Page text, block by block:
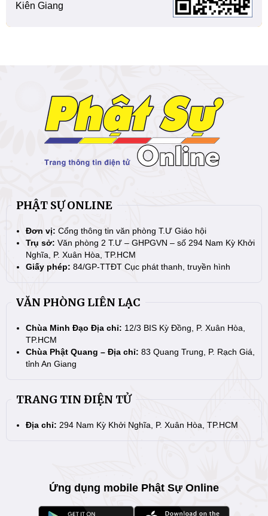
Kiên Giang
PHẬT SỰ ONLINE
Đơn vị: Cổng thông tin văn phòng T.Ư Giáo hội
Trụ sở: Văn phòng 2 T.Ư – GHPGVN – số 294 Nam Kỳ Khởi
Nghĩa, P. Xuân Hòa, TP.HCM
Giấy phép: 84/GP-TTĐT Cục phát thanh, truyền hình
VĂN PHÒNG LIÊN LẠC
Chùa Minh Đạo Địa chỉ: 12/3 BIS Kỳ Đồng, P. Xuân Hòa,
TP.HCM
Chùa Phật Quang – Địa chỉ: 83 Quang Trung, P. Rạch Giá,
tỉnh An Giang
TRANG TIN ĐIỆN TỬ
Địa chỉ: 294 Nam Kỳ Khởi Nghĩa, P. Xuân Hòa, TP.HCM
Ứng dụng mobile Phật Sự Online